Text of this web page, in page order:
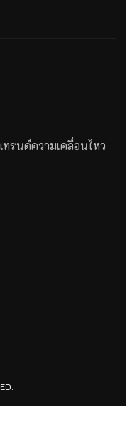
ทรนด์ความเคลื่อนไหว